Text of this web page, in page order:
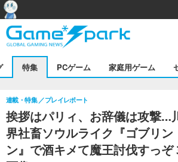
特集 PCゲーム 家庭用ゲーム
挨拶はパリィ、お辞儀は攻撃…
界社畜ソウルライク『ゴブリン
ン』で酒キメて魔王討伐すっぞ
連載・特集 プレイレポート